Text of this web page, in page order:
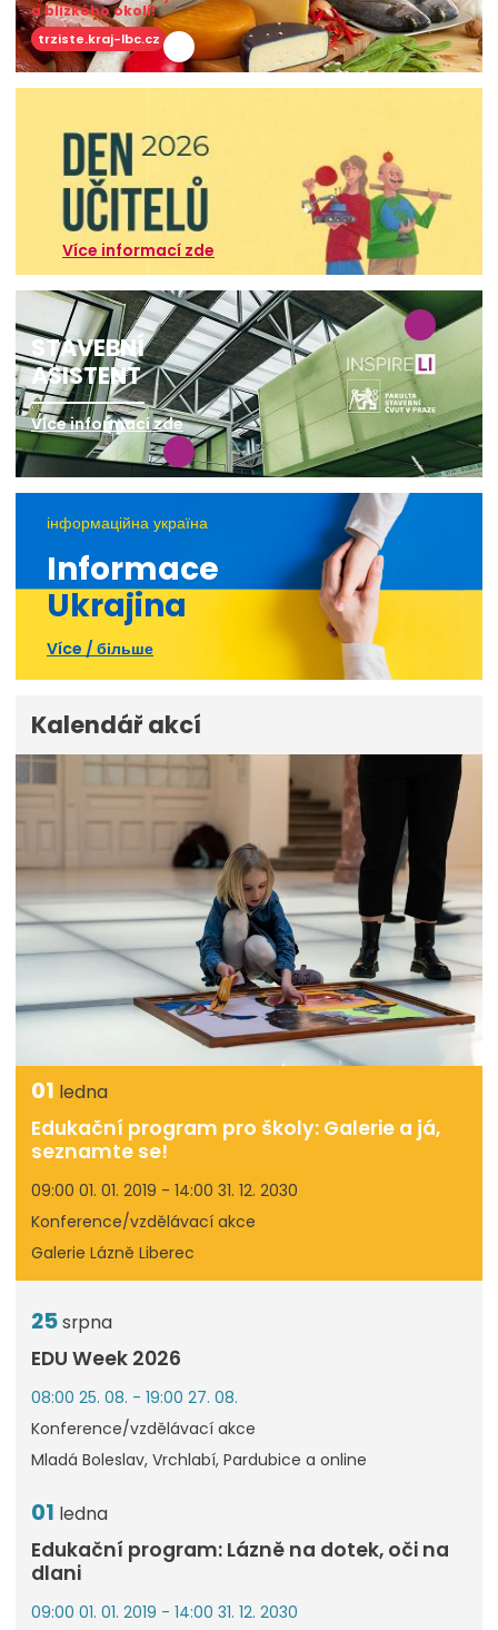
a blízkého okolí!
trziste.kraj-lbc.cz
Více informací zde
STAVEBNÍ
ASISTENT
Více informací zde
інформаційна україна
Informace
Ukrajina
Více / більше
Kalendář akcí
01 ledna
Edukační program pro školy: Galerie a já,
seznamte se!
09:00 01. 01. 2019 - 14:00 31. 12. 2030
Konference/vzdělávací akce
Galerie Lázně Liberec
25srpna
EDU Week 2026
08:00 25. 08. - 19:00 27. 08.
Konference/vzdělávací akce
Mladá Boleslav, Vrchlabí, Pardubice a online
01 ledna
Edukační program: Lázně na dotek, oči na
dlani
09:00 01. 01. 2019 - 14:00 31. 12. 2030